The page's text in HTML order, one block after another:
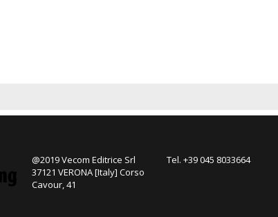
@2019 Vecom Editrice Srl
37121 VERONA [Italy] Corso
Cavour, 41
Tel. +39 045 8033664